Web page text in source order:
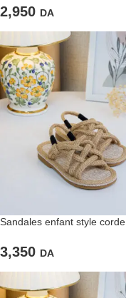
2,950 DA
Sandales enfant style corde
3,350 DA